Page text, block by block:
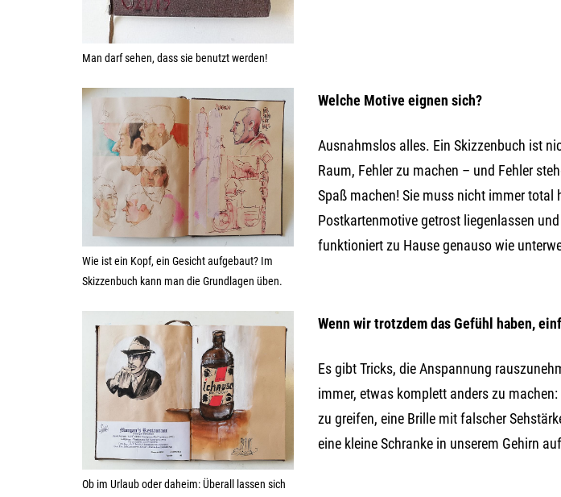
Man darf sehen, dass sie benutzt werden!
Wie ist ein Kopf, ein Gesicht aufgebaut? Im
Skizzenbuch kann man die Grundlagen üben.
Welche Motive eignen sich?
Ausnahmslos alles. Ein Skizzenbuch ist
Raum, Fehler zu machen – und Fehler
Spaß machen! Sie muss nicht immer total
Postkartenmotive getrost liegenlassen
funktioniert zu Hause genauso wie
Ob im Urlaub oder daheim: Überall lassen sich
Wenn wir trotzdem das Gefühl haben,
Es gibt Tricks, die Anspannung
immer, etwas komplett anders zu
zu greifen, eine Brille mit falscher
eine kleine Schranke in unserem Gehirn